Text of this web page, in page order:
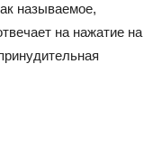
называемое,
на нажатие на